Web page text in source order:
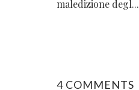
maledizione degl...
4 COMMENTS